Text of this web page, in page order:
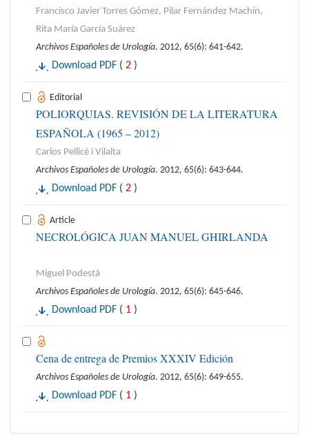
Francisco Javier Torres Gómez, Pilar Fernández Machín,
Rita María García Suárez
Archivos Españoles de Urología. 2012, 65(6): 641-642.
Download PDF ( 2 )
Editorial
POLIORQUIAS. REVISIÓN DE LA LITERATURA
ESPAÑOLA (1965 – 2012)
Carlos Pellicé i Vilalta
Archivos Españoles de Urología. 2012, 65(6): 643-644.
Download PDF ( 2 )
Article
NECROLÓGICA JUAN MANUEL GHIRLANDA
Miguel Podestá
Archivos Españoles de Urología. 2012, 65(6): 645-646.
Download PDF ( 1 )
Cena de entrega de Premios XXXIV Edición
Archivos Españoles de Urología. 2012, 65(6): 649-655.
Download PDF ( 1 )